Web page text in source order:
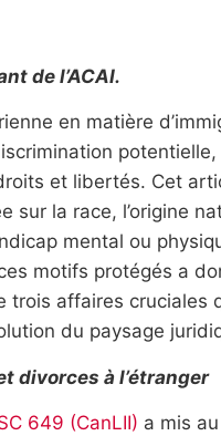
de l’ACAI.
en matière
et libertés. Cet
sur la race, l’origine
mental ou
motifs protégés a
trois affaires cruciales
du paysage
divorces à l’étranger
649 (CanLII) a mis